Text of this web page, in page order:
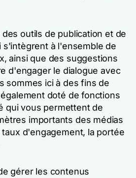
outils de publication et de
s'intègrent à l'ensemble de
ainsi que des suggestions
d'engager le dialogue avec
sommes ici à des fins de
doté de fonctions
qui vous permettent de
importants des médias
d'engagement, la portée
gérer les contenus